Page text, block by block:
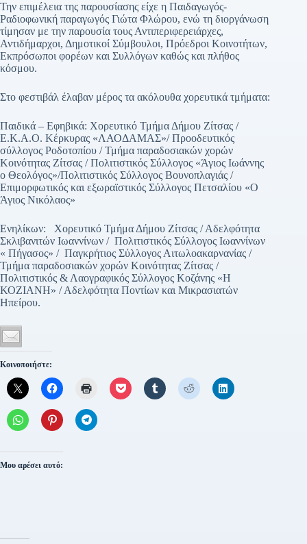
Την επιμέλεια της παρουσίασης είχε η Παιδαγωγός-
Ραδιοφωνική παραγωγός Γιώτα Φλώρου, ενώ τη διοργάνωση
τίμησαν με την παρουσία τους Αντιπεριφερειάρχες,
Αντιδήμαρχοι, Δημοτικοί Σύμβουλοι, Πρόεδροι Κοινοτήτων,
Εκπρόσωποι φορέων και Συλλόγων καθώς και πλήθος
κόσμου.
Στο φεστιβάλ έλαβαν μέρος τα ακόλουθα χορευτικά τμήματα:
Παιδικά – Εφηβικά: Χορευτικό Τμήμα Δήμου Ζίτσας /
Ε.Κ.Α.Ο. Κέρκυρας «ΛΑΟΔΑΜΑΣ»/ Προοδευτικός
σύλλογος Ροδοτοπίου / Τμήμα παραδοσιακών χορών
Κοινότητας Ζίτσας / Πολιτιστικός Σύλλογος «Άγιος Ιωάννης
ο Θεολόγος»/Πολιτιστικός Σύλλογος Βουνοπλαγιάς /
Επιμορφωτικός και εξωραϊστικός Σύλλογος Πετσαλίου «Ο
Άγιος Νικόλαος»
Ενηλίκων: Χορευτικό Τμήμα Δήμου Ζίτσας / Αδελφότητα
Σκλιβανιτών Ιωαννίνων / Πολιτιστικός Σύλλογος Ιωαννίνων
« Πήγασος» / Παγκρήτιος Σύλλογος Αιτωλοακαρνανίας /
Τμήμα παραδοσιακών χορών Κοινότητας Ζίτσας /
Πολιτιστικός & Λαογραφικός Σύλλογος Κοζάνης «Η
ΚΟΖΙΑΝΗ» / Αδελφότητα Ποντίων και Μικρασιατών
Ηπείρου.
Κοινοποιήστε:
Μου αρέσει αυτό: